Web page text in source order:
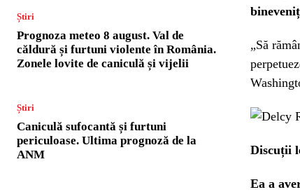
Știri
Prognoza meteo 8 august. Val de
căldură și furtuni violente în România.
Zonele lovite de caniculă și vijelii
Știri
Caniculă sufocantă și furtuni
periculoase. Ultima prognoză de la
ANM
„Să
Discuții
Ea a